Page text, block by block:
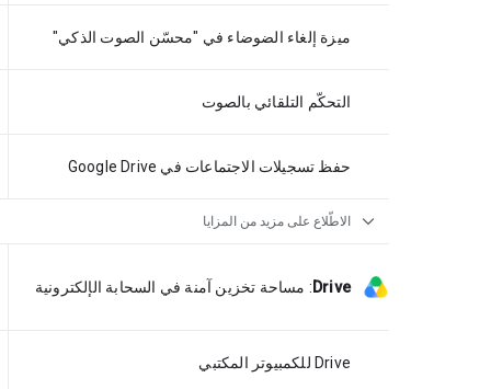
ميزة إلغاء الضوضاء في "محسّن الصوت الذكي"
التحكّم التلقائي بالصوت
حفظ تسجيلات الاجتماعات في Google Drive
expand_more الاطّلاع على مزيد من المزايا
Drive
: مساحة تخزين آمنة في السحابة الإلكترونية
Drive للكمبيوتر المكتبي